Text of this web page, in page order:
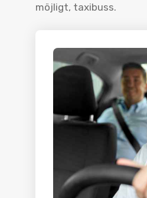
möjligt, taxibuss.